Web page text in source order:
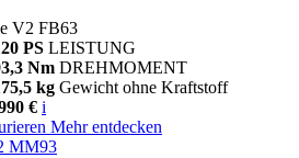
V2 FB63
PS LEISTUNG
Nm DREHMOMENT
kg Gewicht ohne Kraftstoff
€ i
Mehr entdecken
MM93